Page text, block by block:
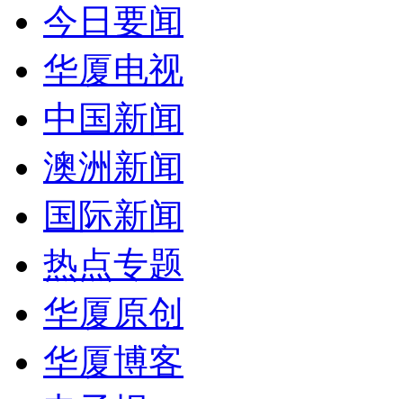
今日要闻
华厦电视
中国新闻
澳洲新闻
国际新闻
热点专题
华厦原创
华厦博客